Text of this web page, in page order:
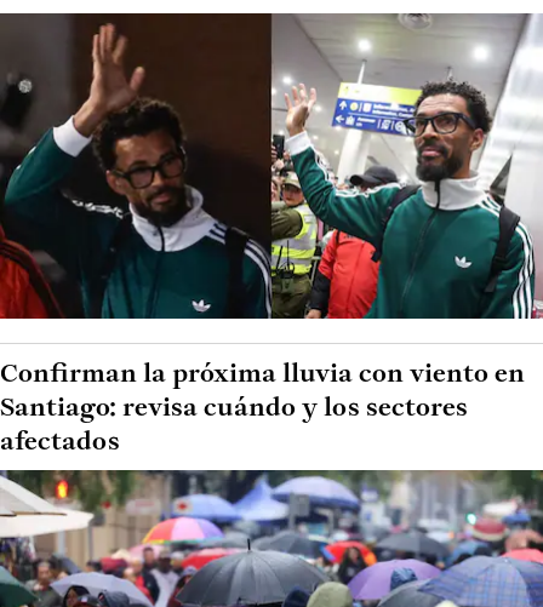
Confirman la próxima lluvia con viento en
Santiago: revisa cuándo y los sectores
afectados